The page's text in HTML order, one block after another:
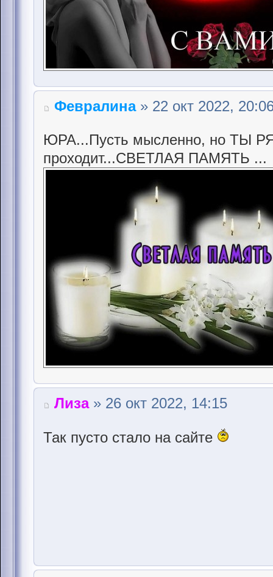
Февралина» 22 окт 2022,
ЮРА...Пусть мысленно, но ТЫ
проходит...СВЕТЛАЯ ПАМЯТЬ ...
Лиза» 26 окт 2022, 14:15
Так пусто стало на сайте